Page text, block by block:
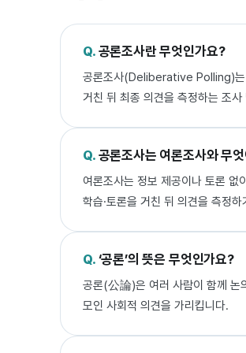
공론조사란 무엇인가요?
공론조사(Deliberative Polling)는
거친 뒤 최종 의견을 측정하는 조사
공론조사는 여론조사와 무
여론조사는 정보 제공이나 토론 없
학습·토론을 거친 뒤 의견을 측정
‘공론’의 뜻은 무엇인가요?
공론(公論)은 여러 사람이 함께 논
모인 사회적 의견을 가리킵니다.